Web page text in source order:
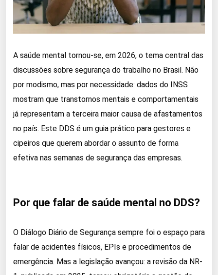
A saúde mental tornou-se, em 2026, o tema central das
discussões sobre segurança do trabalho no Brasil. Não
por modismo, mas por necessidade: dados do INSS
mostram que transtornos mentais e comportamentais
já representam a terceira maior causa de afastamentos
no país. Este DDS é um guia prático para gestores e
cipeiros que querem abordar o assunto de forma
efetiva nas semanas de segurança das empresas.
Por que falar de saúde mental no DDS?
O Diálogo Diário de Segurança sempre foi o espaço para
falar de acidentes físicos, EPIs e procedimentos de
emergência. Mas a legislação avançou: a revisão da NR-